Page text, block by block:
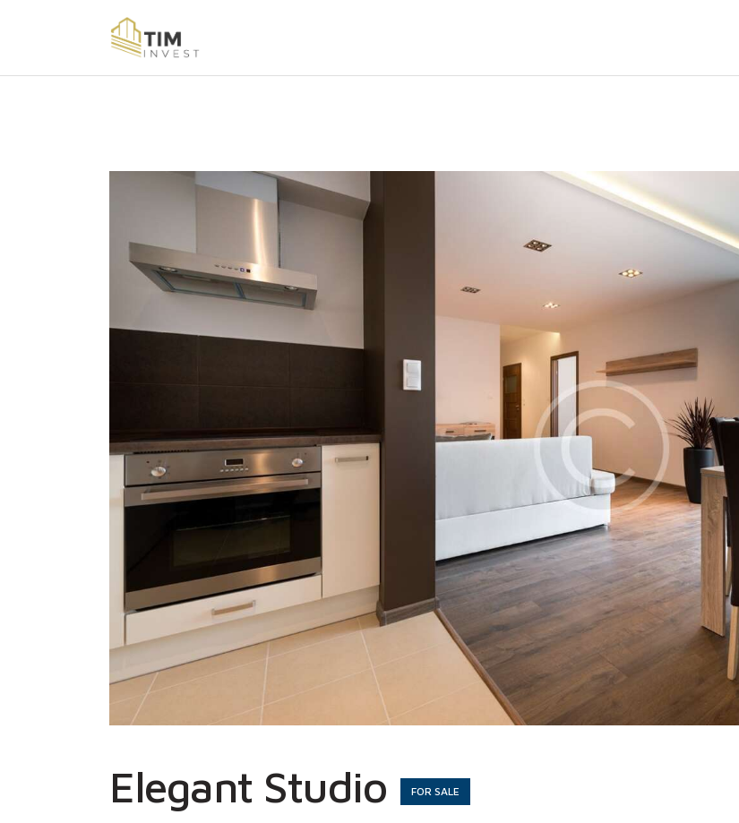
Elegant Studio FOR SALE